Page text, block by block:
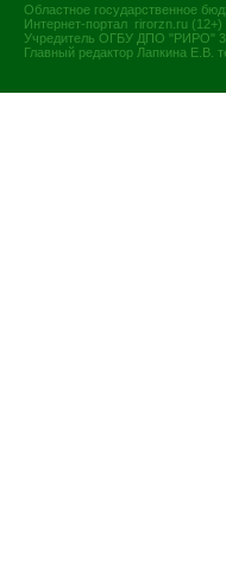
Областное государственное
Интернет-портал rirorzn.ru
Учредитель ОГБУ ДПО "РИРО"
Главный редактор Лапкина Е.В.